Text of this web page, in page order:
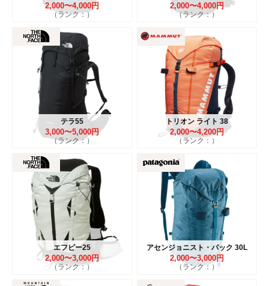
2,000〜4,000円
（ランク：）
2,000〜4,000円
（ランク：）
テラ55
3,000〜5,000円
（ランク：）
トリオン ライト 38
2,000〜4,200円
（ランク：）
エフピー25
2,000〜3,000円
（ランク：）
アセンジョニスト・パック 30L
2,000〜3,000円
（ランク：）